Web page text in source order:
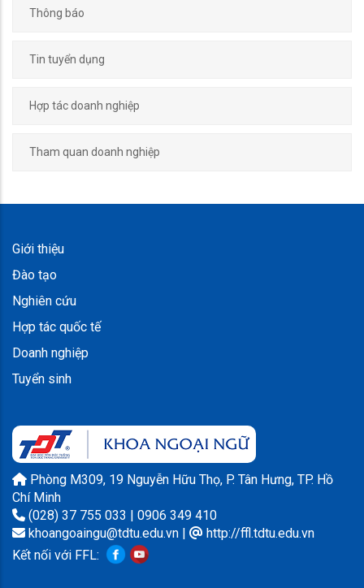
Thông báo
Tin tuyển dụng
Hợp tác doanh nghiệp
Tham quan doanh nghiệp
Giới thiệu
Đào tạo
Nghiên cứu
Hợp tác quốc tế
Doanh nghiệp
Tuyển sinh
Phòng M309, 19 Nguyễn Hữu Thọ, P. Tân Hưng, TP. Hồ
Chí Minh
(028) 37 755 033 | 0906 349 410
khoangoaingu@tdtu.edu.vn |
http://ffl.tdtu.edu.vn
Kết nối với FFL: